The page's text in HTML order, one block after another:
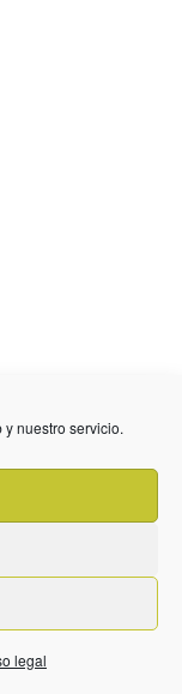
nuestro servicio.
legal